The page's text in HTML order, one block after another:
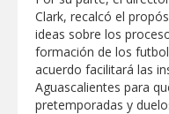
Clark, recalcó el
ideas sobre los
formación de los
acuerdo facilitará las
Aguascalientes para
pretemporadas y